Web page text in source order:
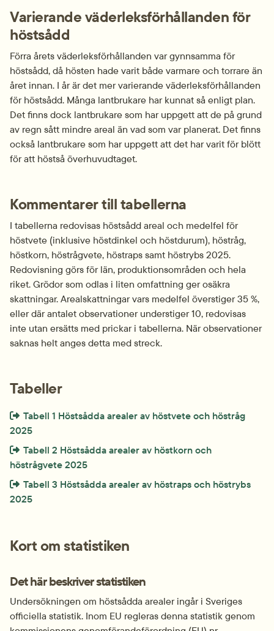
Varierande väderleksförhållanden för
höstsådd
Förra årets väderleksförhållanden var gynnsamma för
höstsådd, då hösten hade varit både varmare och torrare än
året innan. I år är det mer varierande väderleksförhållanden
för höstsådd. Många lantbrukare har kunnat så enligt plan.
Det finns dock lantbrukare som har uppgett att de på grund
av regn sått mindre areal än vad som var planerat. Det finns
också lantbrukare som har uppgett att det har varit för blött
för att höstså överhuvudtaget.
Kommentarer till tabellerna
I tabellerna redovisas höstsådd areal och medelfel för
höstvete (inklusive höstdinkel och höstdurum), höstråg,
höstkorn, höstrågvete, höstraps samt höstrybs 2025.
Redovisning görs för län, produktionsområden och hela
riket. Grödor som odlas i liten omfattning ger osäkra
skattningar. Arealskattningar vars medelfel överstiger 35 %,
eller där antalet observationer understiger 10, redovisas
inte utan ersätts med prickar i tabellerna. När observationer
saknas helt anges detta med streck.
Tabeller
Extern länk som öppnas i nytt fönster eller ny flik.
Tabell 1 Höstsådda arealer av höstvete och höstråg
2025
Extern länk som öppnas i nytt fönster eller ny flik.
Tabell 2 Höstsådda arealer av höstkorn och
höstrågvete 2025
Extern länk som öppnas i nytt fönster eller ny flik.
Tabell 3 Höstsådda arealer av höstraps och höstrybs
2025
Kort om statistiken
Det här beskriver statistiken
Undersökningen om höstsådda arealer ingår i Sveriges
officiella statistik. Inom EU regleras denna statistik genom